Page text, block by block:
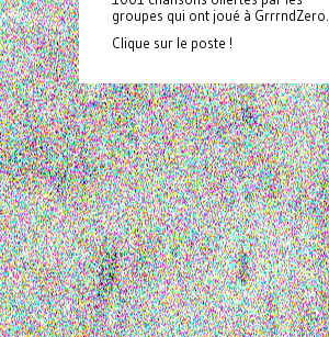
groupes qui ont joué à GrrrndZero.
Clique sur le poste !